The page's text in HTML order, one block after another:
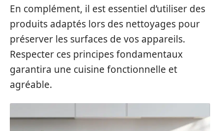
En complément, il est essentiel d’utiliser des
produits adaptés lors des nettoyages pour
préserver les surfaces de vos appareils.
Respecter ces principes fondamentaux
garantira une cuisine fonctionnelle et
agréable.